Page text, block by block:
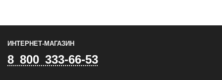
ИНТЕРНЕТ-МАГАЗИН
8 800 333-66-53